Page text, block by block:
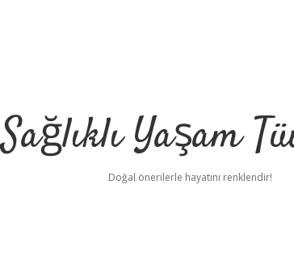
Sağlıklı Yaşam
Doğal önerilerle hayatını renklendir!